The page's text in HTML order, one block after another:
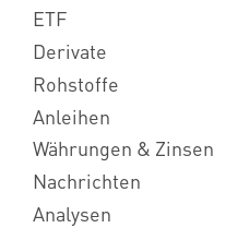
ETF
Derivate
Rohstoffe
Anleihen
Währungen & Zinsen
Nachrichten
Analysen